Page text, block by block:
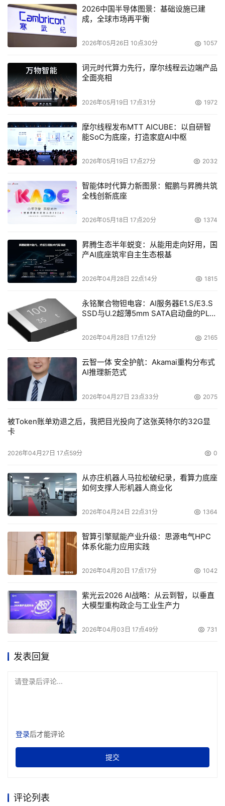
作走到今天，随着各类应用系统的不断增加与日益成熟，我
们越来越感到：必须对数据资产的管理有一个通盘的考虑，
有一个集中管理方案。这样做，不仅有利于数据的安全和系
统的稳定，而且能够为我们将来对这些数据资产进行深度挖
“分类存储、一体备份、重点容灾”的管理方案
及其后台数据进行了整体规划。他们发现，这些数据按其自
身特征可划分为“PACS数据”和“非PACS数据”等两大类，前
者专指PACS系统的数据，后者包括HIS系统、电子病历系
这两类数据的差别很大：前者主要是多媒体文档，其并
发访问量小，但文件尺寸比较大；后者包括传统文档和数
据，其并发访问量大，但数据尺寸小。从系统本身的角度来
考虑到两类数据、两类系统的上述差别，信息中心最终
制定了“分类存储、一体备份、重点容灾”的数据资源集中管
理方案。具体而言，就是对“PACS数据”和“非PACS数据”分
别加以存储，统一实施备份；与此同时，只对其中“重要且
读写频繁”的“非PACS数据”实施异地容灾。在此基础上，建
该院信息中心负责人在解释这一思路时说：“数据集中管
理的核心是要把各种数据资产作为一个整体给予通盘考虑，
而不是简单地把它们集中存储在一起。从我们的具体情况来
起，在应用高峰的时候，它们可能会相互影响。正是基于这
上述思路确定后，无锡市第一人民医院开始了存储、备
份与容灾设备的选型工作。经过对设备性能、系统稳定性、
可扩展性、易管理性等各方面因素的综合考察，2004年9
DELL|EMC CX300光纤盘阵与1台戴尔PV160T带库，它们
分别承担起存储、备份和容灾的功能，共同为院方构建了一
该数据中心的四个系统（HIS、PACS、病历、社保）共
使用了8台主机，其中：HIS系统采用医院原有的2台其它品
牌服务器担任前端主机；PACS系统采用2台戴尔PE6650服
务器担任前端主机；电子病历系统采用1台戴尔PE6650服
社会保险系统采用2台新引进的戴尔PE2850服务器担任前
端主机。每台主机均安装了3块HBA卡，以便与存储后台连
第一部分：分类存储
以1套新引进的DELL|EMC CX300光纤盘阵，外加1套医
“PACS数据”的存储后台，这两套盘阵通过2台BROCADE 8
2026中国半导体图景：基础设施已建
成，全球市场再平衡
2026年05月26日 10点30分 1057
词元时代算力先行，摩尔线程云边端产品
全面亮相
2026年05月19日 17点31分 1972
摩尔线程发布MTT AICUBE：以自研智
能SoC为底座，打造家庭AI中枢
2026年05月19日 17点27分 2032
智能体时代算力新图景：鲲鹏与昇腾共筑
全栈创新底座
2026年05月18日 17点20分 1374
昇腾生态半年蜕变：从能用走向好用，国
产AI底座筑牢自主生态根基
2026年04月28日 22点14分 1815
永铭聚合物钽电容：AI服务器E1.S/E3.S
SSD与U.2超薄5mm SATA启动盘的PLP
2026年04月28日 17点12分 2165
云智一体 安全护航：Akamai重构分布式
AI推理新范式
2026年04月27日 23点33分 2075
被Token账单劝退之后，我把目光投向了这张英特尔的32G显
卡
2026年04月27日 17点59分 0
从亦庄机器人马拉松破纪录，看算力底座
如何支撑人形机器人商业化
2026年04月24日 22点31分 1364
智算引擎赋能产业升级：思源电气HPC
体系化能力应用实践
2026年04月20日 17点17分 1042
紫光云2026 AI战略：从云到智，以垂直
大模型重构政企与工业生产力
2026年04月03日 17点49分 731
发表回复
请登录后评论...
登录后才能评论
提交
评论列表